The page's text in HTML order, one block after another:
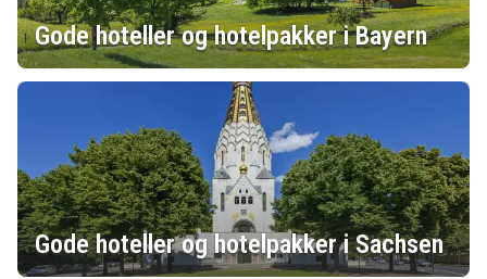
Gode hoteller og hotelpakker i Bayern
Gode hoteller og hotelpakker i Sachsen